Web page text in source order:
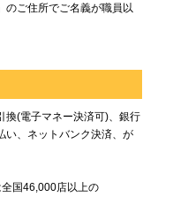
のご住所でご名義が職員以
換(電子マネー決済可)、銀行
い、ネットバンク決済、が
国46,000店以上の